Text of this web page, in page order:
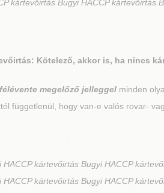
kártevőirtás Bugyi HACCP kártevőirtás
Kötelező, akkor is, ha nincs
félévente megelőző jelleggelminden
függetlenül, hogy van-e valós rovar-
kártevőirtás Bugyi HACCP
kártevőirtás Bugyi HACCP